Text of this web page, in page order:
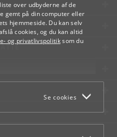
over udbyderne af de
gemt på din computer eller
hjemmeside. Du kan selv
cookies, og du kan altid
og privatlivspolitiksom du
Se cookies